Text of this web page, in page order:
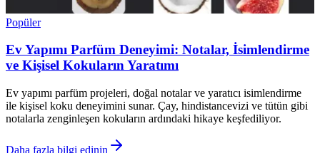
Popüler
Ev Yapımı Parfüm Deneyimi: Notalar, İsimlendirme
ve Kişisel Kokuların Yaratımı
Ev yapımı parfüm projeleri, doğal notalar ve yaratıcı isimlendirme
ile kişisel koku deneyimini sunar. Çay, hindistancevizi ve tütün gibi
notalarla zenginleşen kokuların ardındaki hikaye keşfediliyor.
Daha fazla bilgi edinin